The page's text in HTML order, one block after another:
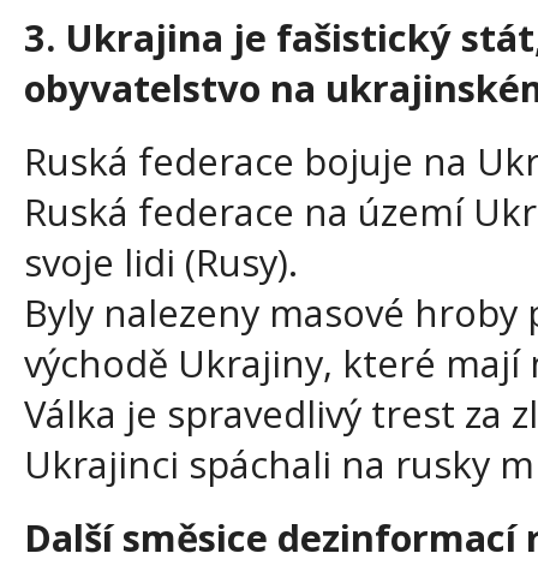
3. Ukrajina je fašistický
obyvatelstvo na
Ruská federace bojuje na
Ruská federace na území
svoje lidi (Rusy).
Byly nalezeny masové
východě Ukrajiny, které mají
Válka je spravedlivý trest za
Ukrajinci spáchali na rusky
Další směsice